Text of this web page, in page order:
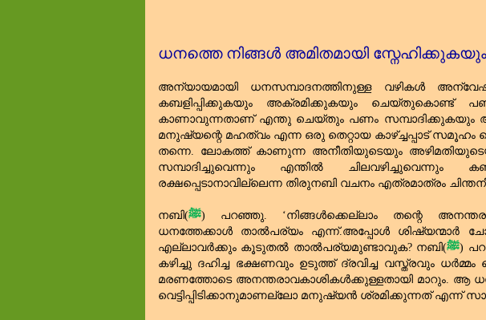
ധനത്തെ നിങ്ങൾ അമിതമായി
അന്യായമായി ധനസമ്പാദനത്തിനുള്ള വഴികൾ
കബളിപ്പിക്കുകയും അക്രമിക്കുകയും ചെയ്തുകൊണ്ട്‌
കാണാവുന്നതാണ്‌ എന്തു ചെയ്തും പണം സമ്പാദിക്കുകയും
മനുഷ്യന്റെ മഹത്വം എന്ന ഒരു തെറ്റായ കാഴ്ച്ചപ്പാട്‌
തന്നെ. ലോകത്ത്‌ കാണുന്ന അനീതിയുടെയും
സമ്പാദിച്ചുവെന്നും എന്തിൽ ചിലവഴിച്ചുവെന്നും
രക്ഷപ്പെടാനാവില്ലെന്ന തിരുനബി വചനം എത്രമാത്രം
നബി(ﷺ) പറഞ്ഞു. ‘നിങ്ങൾക്കെല്ലാം തന്റെ
ധനത്തേക്കാൾ താൽപര്യം എന്ന്.അപ്പോൾ ശിഷ്യന്മാർ
എല്ലാവർക്കും കൂടുതൽ താൽപര്യമുണ്ടാവുക? നബി(ﷺ)
കഴിച്ചു ദഹിച്ച ഭക്ഷണവും ഉടുത്ത്‌ ദ്രവിച്ച വസ്ത്രവും
മരണത്തോടെ അനന്തരാവകാശികൾക്കുള്ളതായി മാറും. ആ ധനം
വെട്ടിപ്പിടിക്കാനുമാണല്ലോ മനുഷ്യൻ ശ്രമിക്കുന്നത്‌ എന്ന്